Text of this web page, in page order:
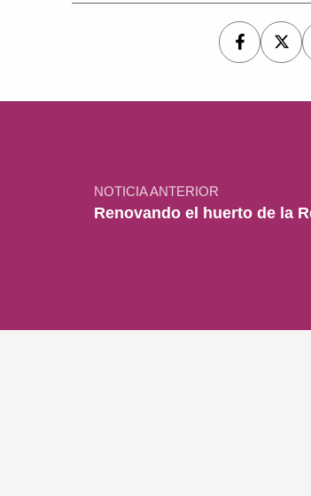
NOTICIA ANTERIOR
Renovando el huerto de la